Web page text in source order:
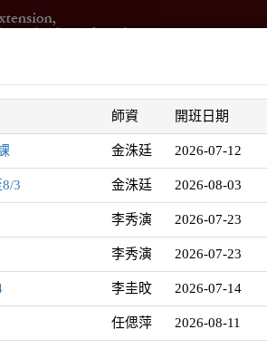
智能客服
師資 開班日期
金洙廷 2026-07-12
3 金洙廷 2026-08-03
李秀演 2026-07-23
李秀演 2026-07-23
李圭旼 2026-07-14
任偲萍 2026-08-11